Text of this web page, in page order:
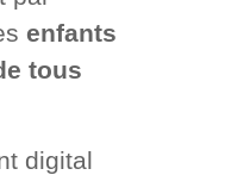
enfants
tous
digital